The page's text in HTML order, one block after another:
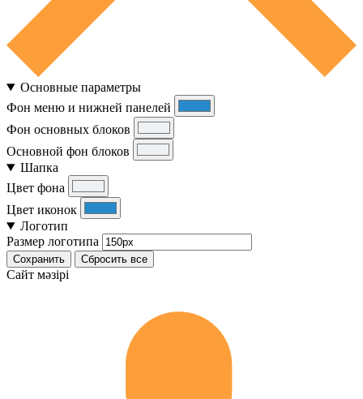
Основные параметры
Фон меню и нижней панелей
Фон основных блоков
Основной фон блоков
Шапка
Цвет фона
Цвет иконок
Логотип
Размер логотипа
Сохранить Сбросить все
Cайт мәзірі